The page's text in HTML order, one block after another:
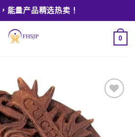
能量产品精选热卖！
0